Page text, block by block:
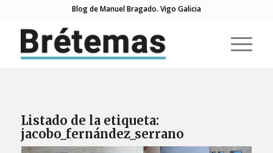
Blog de Manuel Bragado. Vigo Galicia
Listado de la etiqueta:
jacobo_fernández_serrano